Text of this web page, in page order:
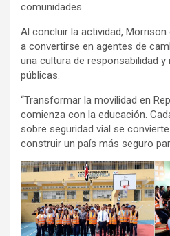
comunidades.
Al concluir la actividad,
a convertirse en agentes de
una cultura de responsabilidad
públicas.
“Transformar la movilidad en
comienza con la educación.
sobre seguridad vial se
construir un país más seguro